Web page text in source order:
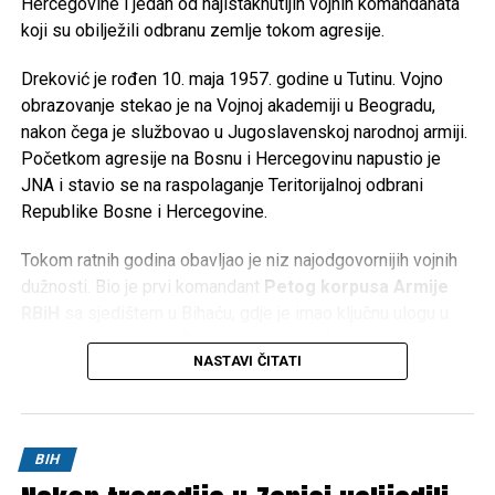
koji su obilježili odbranu zemlje tokom agresije.
Dreković je rođen 10. maja 1957. godine u Tutinu. Vojno
obrazovanje stekao je na Vojnoj akademiji u Beogradu,
nakon čega je službovao u Jugoslavenskoj narodnoj armiji.
Početkom agresije na Bosnu i Hercegovinu napustio je
JNA i stavio se na raspolaganje Teritorijalnoj odbrani
Republike Bosne i Hercegovine.
Tokom ratnih godina obavljao je niz najodgovornijih vojnih
dužnosti. Bio je prvi komandant Petog korpusa Armije
organizaciji odbrane Bosanske krajine. Kasnije je preuzeo
Četvrtim korpusom Armije RBiH
politička pitanja Generalštaba Armije RBiH.
Za doprinos u odbrani Bosne i Hercegovine odlikovan je
NASTAVI ČITATI
BIH